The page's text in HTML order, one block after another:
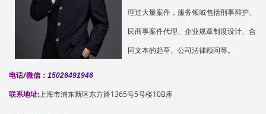
理过大量案件，服务领域包括刑事辩护、
民商事案件代理、企业规章制度设计、合
同文本的起草、公司法律顾问等。
电话/微信： 15026491946
联系地址:上海市浦东新区东方路1365号5号楼10B座